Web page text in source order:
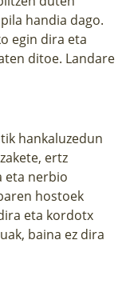
handia dago.
egin dira eta
ditoe. Landare
hankaluzedun
ertz
eta nerbio
hostoek
eta kordotx
baina ez dira